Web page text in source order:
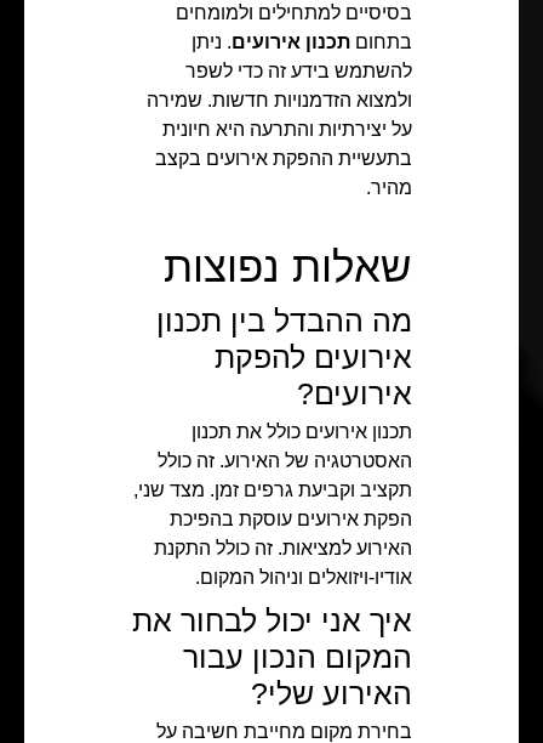
בסיסיים למתחילים ולמומחים
בתחום תכנון אירועים. ניתן
להשתמש בידע זה כדי לשפר
ולמצוא הזדמנויות חדשות. שמירה
על יצירתיות והתרעה היא חיונית
בתעשיית ההפקת אירועים בקצב
מהיר.
שאלות נפוצות
מה ההבדל בין תכנון
אירועים להפקת
אירועים?
תכנון אירועים כולל את תכנון
האסטרטגיה של האירוע. זה כולל
תקציב וקביעת גרפים זמן. מצד שני,
הפקת אירועים עוסקת בהפיכת
האירוע למציאות. זה כולל התקנת
אודיו-ויזואלים וניהול המקום.
איך אני יכול לבחור את
המקום הנכון עבור
האירוע שלי?
בחירת מקום מחייבת חשיבה על